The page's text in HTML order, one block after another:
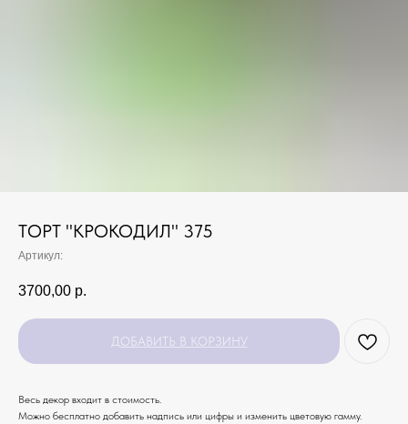
ТОРТ "КРОКОДИЛ" 375
Артикул:
3700,00 р.
ДОБАВИТЬ В КОРЗИНУ
Весь декор входит в стоимость.
Можно бесплатно добавить надпись или цифры и изменить цветовую гамму.